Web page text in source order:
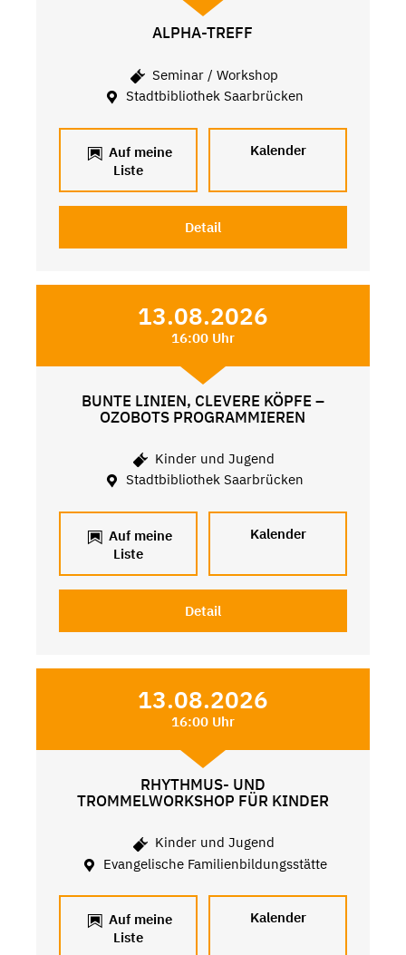
ALPHA-TREFF
Seminar / Workshop
Stadtbibliothek Saarbrücken
Auf meine
Liste
Kalender
Detail
13.08.2026
16:00 Uhr
BUNTE LINIEN, CLEVERE KÖPFE –
OZOBOTS PROGRAMMIEREN
Kinder und Jugend
Stadtbibliothek Saarbrücken
Auf meine
Liste
Kalender
Detail
13.08.2026
16:00 Uhr
RHYTHMUS- UND
TROMMELWORKSHOP FÜR KINDER
Kinder und Jugend
Evangelische Familienbildungsstätte
Auf meine
Liste
Kalender